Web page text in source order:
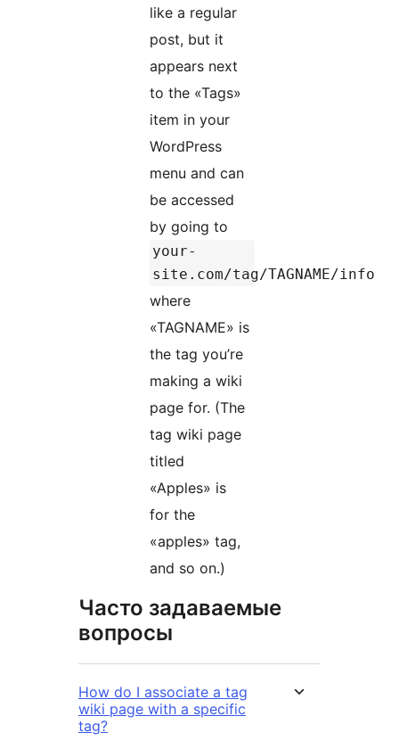
like a regular
post, but it
appears next
to the «Tags»
item in your
WordPress
menu and can
be accessed
by going to
your-
site.com/tag/TAGNAME/info
where
«TAGNAME» is
the tag you’re
making a wiki
page for. (The
tag wiki page
titled
«Apples» is
for the
«apples» tag,
and so on.)
Часто задаваемые
вопросы
How do I associate a tag
wiki page with a specific
tag?